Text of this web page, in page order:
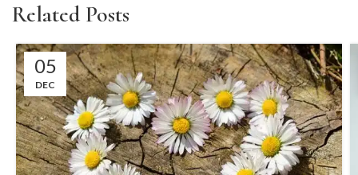
Related Posts
05
DEC